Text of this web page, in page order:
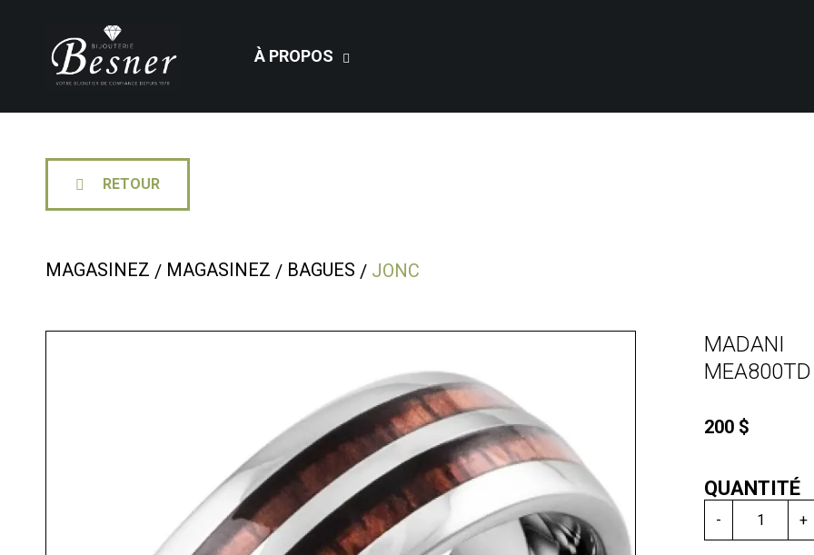
À PROPOS
RETOUR
MAGASINEZ MAGASINEZ BAGUES JONC
MADANI
MEA800TD
200 $
QUANTITÉ
- +